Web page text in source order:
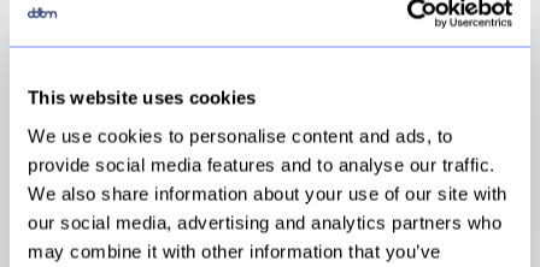
This website uses cookies
We use cookies to personalise content and ads, to
provide social media features and to analyse our traffic.
We also share information about your use of our site with
our social media, advertising and analytics partners who
may combine it with other information that you’ve
Klaar voor de Volgende Stap in
Data Engineering?
Modern
Data